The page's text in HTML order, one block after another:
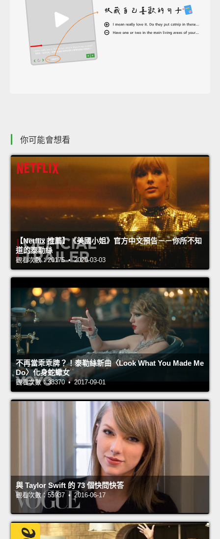
你可能會想看
【Netflix 推薦】《美國小姐》官方中文預告－－你所不知
道的泰勒絲
觀看次數：20175 • 2020-03-03
不再當乖乖牌？！泰勒絲新曲〈Look What You Made Me
Do〉化身蛇蠍女
觀看次數：33370 • 2017-09-01
與 Taylor Swift 的 73 個快問快答
觀看次數：55937 • 2016-06-17